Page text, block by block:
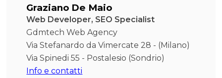
Graziano De Maio
Web Developer, SEO Specialist
Gdmtech Web Agency
Via Stefanardo da Vimercate 28 - (Milano)
Via Spinedi 55 - Postalesio (Sondrio)
Info e contatti